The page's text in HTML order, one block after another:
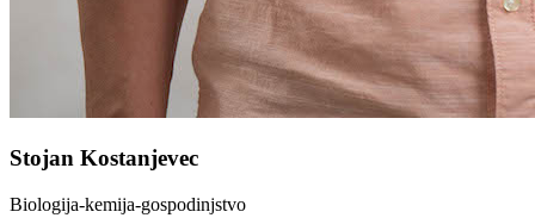
Stojan Kostanjevec
Biologija-kemija-gospodinjstvo